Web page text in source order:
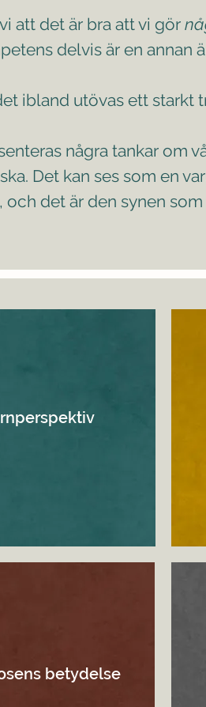
att det är bra att vi gör
delvis är en annan
ibland utövas ett starkt
några tankar om
Det kan ses som en
och det är den synen
betydelse